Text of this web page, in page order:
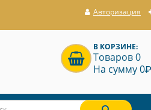
Авторизация
В КОРЗИНЕ:
Товаров 0
На сумму 0P